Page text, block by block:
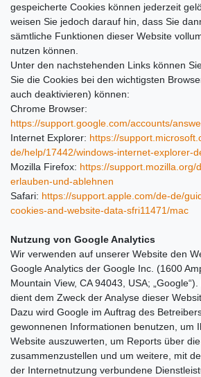
gespeicherte Cookies können jederzeit
weisen Sie jedoch darauf hin, dass Sie
sämtliche Funktionen dieser Website
nutzen können.
Unter den nachstehenden Links können
Sie die Cookies bei den wichtigsten
auch deaktivieren) können:
Chrome Browser:
https://support.google.com/accounts/
Internet Explorer: https://
de/help/17442/windows-internet-explorer-
Mozilla Firefox: https://support.mozilla.org/
erlauben-und-ablehnen
Safari: https://support.apple.com/de-de/
cookies-and-website-data-sfri11471/mac
Nutzung von Google Analytics
Wir verwenden auf unserer Website den
Google Analytics der Google Inc. (1600
Mountain View, CA 94043, USA;
dient dem Zweck der Analyse dieser
Dazu wird Google im Auftrag des
gewonnenen Informationen benutzen, um
Website auszuwerten, um Reports über
zusammenzustellen und um weitere, mit
der Internetnutzung verbundene